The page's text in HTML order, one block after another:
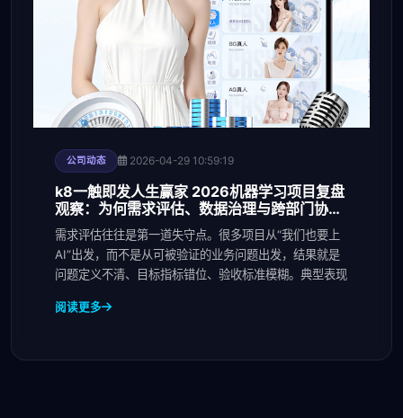
公司动态 2026-04-29 10:59:19
k8一触即发人生赢家 2026机器学习项目复盘
观察：为何需求评估、数据治理与跨部门协作
仍是失败高发点
需求评估往往是第一道失守点。很多项目从“我们也要上
AI”出发，而不是从可被验证的业务问题出发，结果就是
问题定义不清、目标指标错位、验收标准模糊。典型表现
阅读更多